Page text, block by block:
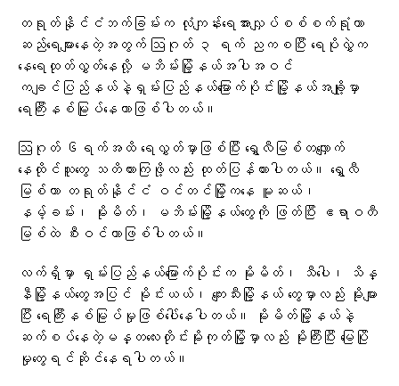
တရုတ်နိုင်ငံဘက်ခြမ်းက လုံကျန်းရေအားလျှပ်စစ်စက်ရုံဟာ
ဆည်ရေများနေတဲ့အတွက် ဩဂုတ် ၃ ရက် ညကစပြီး ရေပိုလွှဲက‌
နေရေထုတ်လွှတ်နေလို့ မဘိမ်းမြို့နယ်အပါအဝင်
ကချင်ပြည်နယ်နဲ့ရှမ်းပြည်နယ်မြောက်ပိုင်းမြို့နယ်အချို့မှာ
ရေကြီးနစ်မြုပ်နေတာဖြစ်ပါတယ်။
ဩဂုတ် ၆ရက်အထိ ရေလွှတ်မှာဖြစ်ပြီး ရွှေလီမြစ်တလျှောက်
နေထိုင်သူတွေ သတိထားကြဖို့လည်း ထုတ်ပြန်ထားပါတယ်။ ရွှေလီ
မြစ်ဟာ တရုတ်နိုင်ငံ ဝင်တင်မြို့ကနေ မူဆယ်၊
နမ့်ခမ်း၊ မိုးမိတ်၊ မဘိမ်းမြို့နယ်တွေကို ဖြတ်ပြီး ဧရာဝတီ
မြစ်ထဲ စီးဝင်တာဖြစ်ပါတယ်။
လက်ရှိမှာ ရှမ်းပြည်နယ်မြောက်ပိုင်းက မိုးမိတ်၊ သီပေါ၊ သိန္
နီမြို့နယ်တွေအပြင် မိုင်းယယ်၊ ကျေးသီးမြို့နယ်‌ တွေမှာလည်း မိုးများ
ပြီး ရေကြီးနစ်မြုပ်မှုဖြစ်ပေါ်နေပါတယ်။ မိုးမိတ်မြို့နယ်နဲ့
ဆက်စပ်နေတဲ့မန္တလေးတိုင်းမိုးကုတ်မြို့မှာလည်း မိုးကြီးပြီး မြေပြို
မှုတွေရင်ဆိုင်နေရပါတယ်။